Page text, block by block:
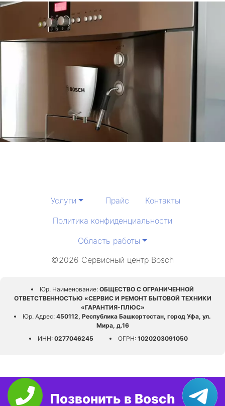
Услуги Прайс
Контакты
Политика конфиденциальности
Область работы
©2026 Сервисный центр Bosch
Юр. Наименование: ОБЩЕСТВО С ОГРАНИЧЕННОЙ
ОТВЕТСТВЕННОСТЬЮ «СЕРВИС И РЕМОНТ БЫТОВОЙ ТЕХНИКИ
«ГАРАНТИЯ-ПЛЮС»
Юр. Адрес: 450112, Республика Башкортостан, город Уфа, ул.
Мира, д.16
ИНН: 0277046245 ОГРН: 1020203091050
Позвонить в Bosch